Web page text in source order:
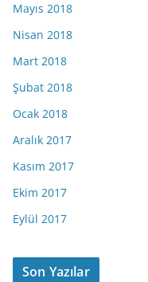
Mayıs 2018
Nisan 2018
Mart 2018
Şubat 2018
Ocak 2018
Aralık 2017
Kasım 2017
Ekim 2017
Eylül 2017
Son Yazılar